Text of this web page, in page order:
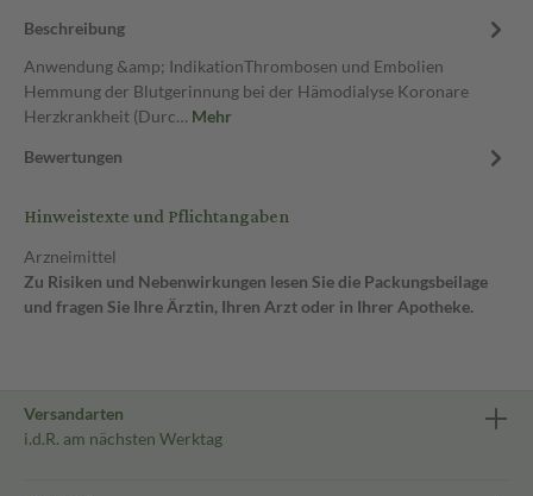
Beschreibung
Anwendung &amp; IndikationThrombosen und Embolien
Hemmung der Blutgerinnung bei der Hämodialyse Koronare
Herzkrankheit (Durc… Mehr
Bewertungen
Hinweistexte und Pflichtangaben
Arzneimittel
Zu Risiken und Nebenwirkungen lesen Sie die Packungsbeilage
und fragen Sie Ihre Ärztin, Ihren Arzt oder in Ihrer Apotheke.
Versandarten
i.d.R. am nächsten Werktag